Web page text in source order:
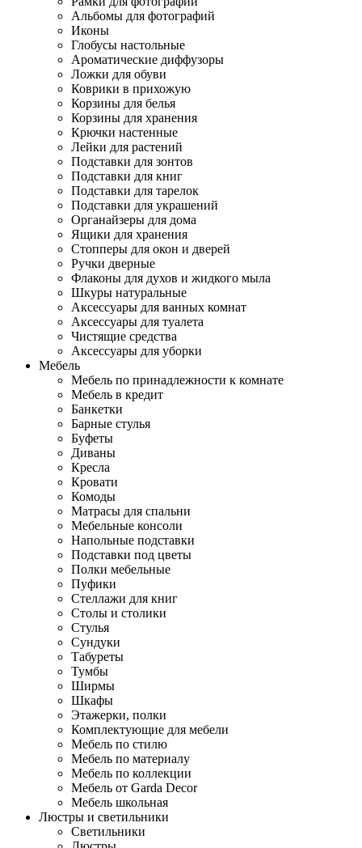
Альбомы для фотографий
Иконы
Глобусы настольные
Ароматические диффузоры
Ложки для обуви
Коврики в прихожую
Корзины для белья
Корзины для хранения
Крючки настенные
Лейки для растений
Подставки для зонтов
Подставки для книг
Подставки для тарелок
Подставки для украшений
Органайзеры для дома
Ящики для хранения
Стопперы для окон и дверей
Ручки дверные
Флаконы для духов и жидкого мыла
Шкуры натуральные
Аксессуары для ванных комнат
Аксессуары для туалета
Чистящие средства
Аксессуары для уборки
Мебель
Мебель по принадлежности к комнате
Мебель в кредит
Банкетки
Барные стулья
Буфеты
Диваны
Кресла
Кровати
Комоды
Матрасы для спальни
Мебельные консоли
Напольные подставки
Подставки под цветы
Полки мебельные
Пуфики
Стеллажи для книг
Столы и столики
Стулья
Сундуки
Табуреты
Тумбы
Ширмы
Шкафы
Этажерки, полки
Комплектующие для мебели
Мебель по стилю
Мебель по материалу
Мебель по коллекции
Мебель от Garda Decor
Мебель школьная
Люстры и светильники
Светильники